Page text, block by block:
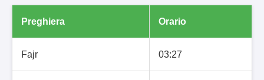
Preghiera Orario
Fajr 03:27